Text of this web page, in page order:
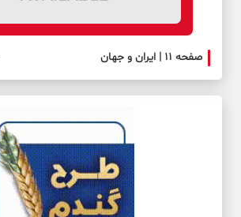
صفحه ۱۱ | ایران و جهان